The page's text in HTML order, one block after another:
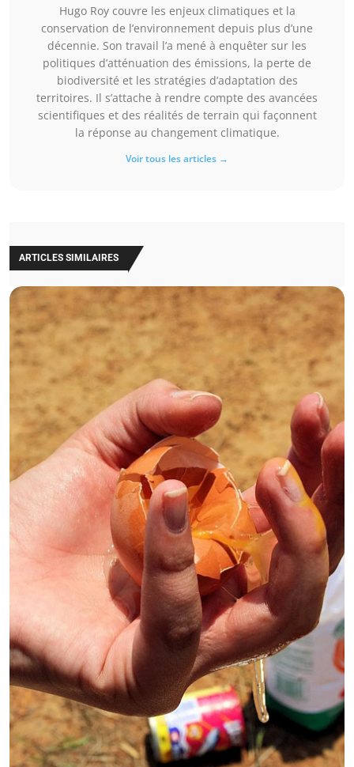
Hugo Roy couvre les enjeux climatiques et la
conservation de l’environnement depuis plus d’une
décennie. Son travail l’a mené à enquêter sur les
politiques d’atténuation des émissions, la perte de
biodiversité et les stratégies d’adaptation des
territoires. Il s’attache à rendre compte des avancées
scientifiques et des réalités de terrain qui façonnent
la réponse au changement climatique.
Voir tous les articles →
ARTICLES SIMILAIRES